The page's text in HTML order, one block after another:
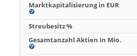
Marktkapitalisierung in EUR
Streubesitz %
Gesamtanzahl Aktien in Mio.